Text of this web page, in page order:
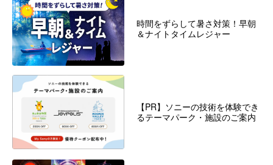
時間をずらして暑さ対策！早朝
＆ナイトタイムレジャー
【PR】ソニーの技術を体験でき
るテーマパーク・施設のご案内